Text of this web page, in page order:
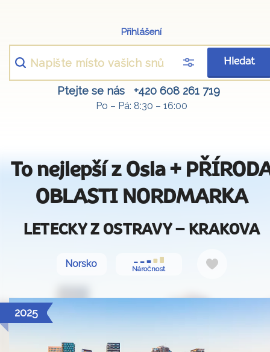
Přihlášení
Hledat
Ptejte se nás +420 608 261 719
Po – Pá: 8:30 – 16:00
To nejlepší z Osla +
OBLASTI NORDMARKA
LETECKY Z OSTRAVY – KRAKOVA
Norsko Náročnost
Do
2025